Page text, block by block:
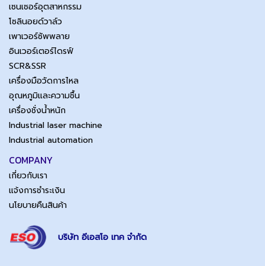
เซนเซอร์อุตสาหกรรม
โซลินอยด์วาล์ว
เพาเวอร์ซัพพลาย
อินเวอร์เตอร์ไดรฟ์
SCR&SSR
เครื่องมือวัดการไหล
อุณหภูมิและความชื้น
เครื่องชั่งน้ำหนัก
Industrial laser machine
Industrial automation
COMPANY
เกี่ยวกับเรา
แจ้งการชำระเงิน
นโยบายคืนสินค้า
บริษัท อีเอสโอ เทค จำกัด